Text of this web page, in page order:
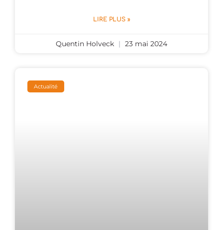
LIRE PLUS »
Quentin Holveck 23 mai 2024
Actualité